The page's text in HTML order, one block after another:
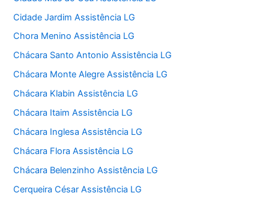
Cidade Jardim Assistência LG
Chora Menino Assistência LG
Chácara Santo Antonio Assistência LG
Chácara Monte Alegre Assistência LG
Chácara Klabin Assistência LG
Chácara Itaim Assistência LG
Chácara Inglesa Assistência LG
Chácara Flora Assistência LG
Chácara Belenzinho Assistência LG
Cerqueira César Assistência LG